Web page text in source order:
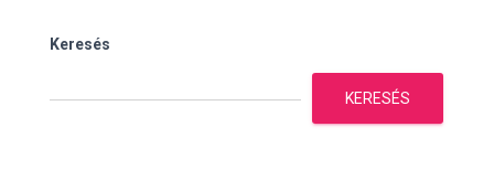
Keresés
KERESÉS